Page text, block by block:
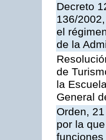
Decreto
136/
el
de la
de
la
General
Orden,
por la